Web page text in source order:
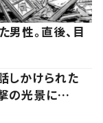
性。直後、目
しかけられた
の光景に…